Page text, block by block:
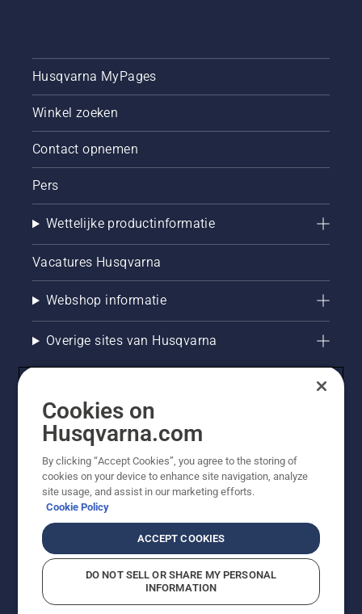
Husqvarna MyPages
Winkel zoeken
Contact opnemen
Pers
Wettelijke productinformatie
Vacatures Husqvarna
Webshop informatie
Overige sites van Husqvarna
© Husqvarna AB (publ). Alle rechten voorbehouden. De
getoonde prijzen zijn consumentenadviesprijzen. Alle
vermelde prijzen zijn adviesverkoopprijzen (incl. BTW),
tenzij het product beschikbaar is voor directe aankoop.
CookiebeleidGebruiksvoorwaarden Privacyverklaring
BedrijfsgegevensReport Suspected Violations
Cookies on
Husqvarna.com
By clicking “Accept Cookies”, you agree to the storing of
cookies on your device to enhance site navigation, analyze
site usage, and assist in our marketing efforts.
Cookie Policy
ACCEPT COOKIES
DO NOT SELL OR SHARE MY PERSONAL
INFORMATION